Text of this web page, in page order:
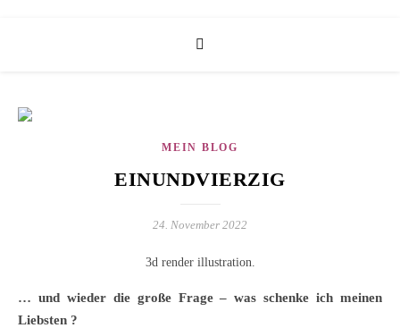
MEIN BLOG
EINUNDVIERZIG
24. November 2022
3d render illustration.
… und wieder die große Frage – was schenke ich meinen
Liebsten ?